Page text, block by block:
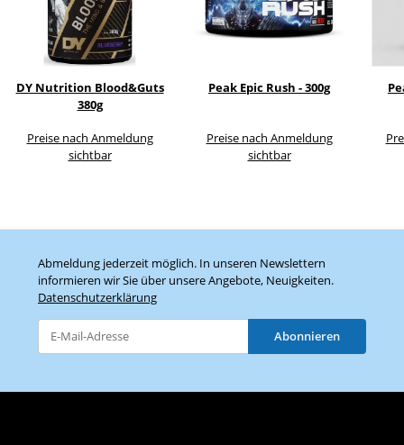
DY Nutrition Blood&Guts
380g
Preise nach Anmeldung
sichtbar
Peak Epic Rush - 300g
Preise nach Anmeldung
sichtbar
Abmeldung jederzeit möglich. In unseren Newslettern
informieren wir Sie über unsere Angebote, Neuigkeiten.
Datenschutzerklärung
Abonnieren